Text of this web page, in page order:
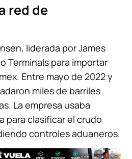
red de
liderada por James
Terminals para importar
Entre mayo de 2022 y
miles de barriles
La empresa usaba
para clasificar el crudo
controles aduaneros.